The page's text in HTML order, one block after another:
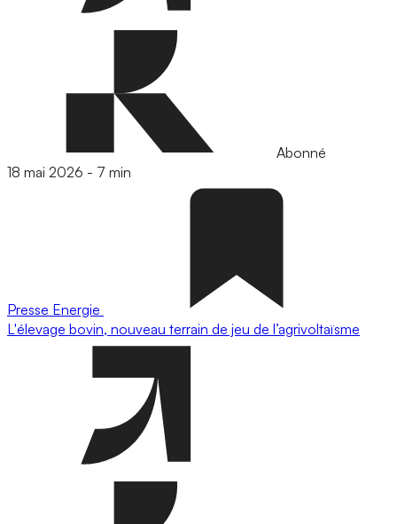
Abonné
18 mai 2026 - 7 min
Presse Energie
L'élevage bovin, nouveau terrain de jeu de l’agrivoltaïsme